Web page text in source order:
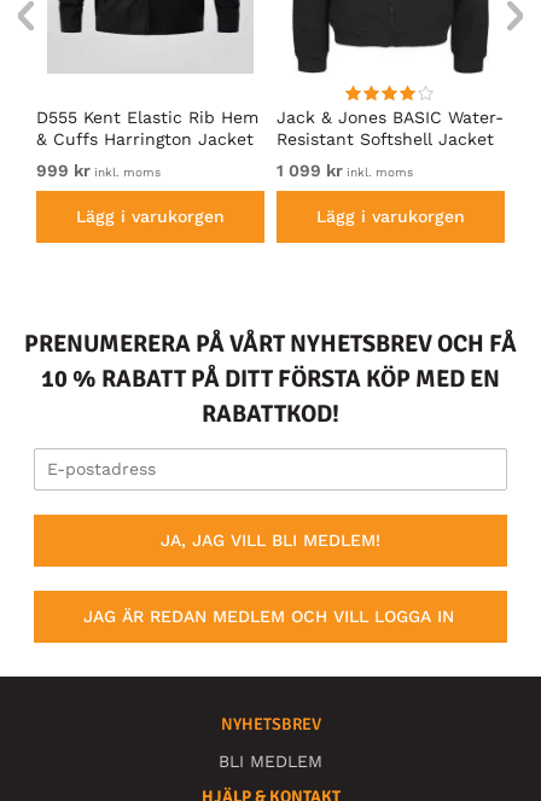
D555 Kent Elastic Rib Hem
& Cuffs Harrington Jacket
Black
999 kr inkl. moms
Lägg i varukorgen
Jack & Jones BASIC Water-
Resistant Softshell Jacket
Black
1 099 kr inkl. moms
Lägg i varukorgen
PRENUMERERA PÅ VÅRT NYHETSBREV OCH FÅ
10 % RABATT PÅ DITT FÖRSTA KÖP MED EN
RABATTKOD!
JA, JAG VILL BLI MEDLEM!
JAG ÄR REDAN MEDLEM OCH VILL LOGGA IN
NYHETSBREV
BLI MEDLEM
HJÄLP & KONTAKT